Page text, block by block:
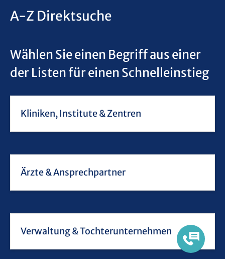
A-Z Direktsuche
Wählen Sie einen Begriff aus einer
der Listen für einen Schnelleinstieg